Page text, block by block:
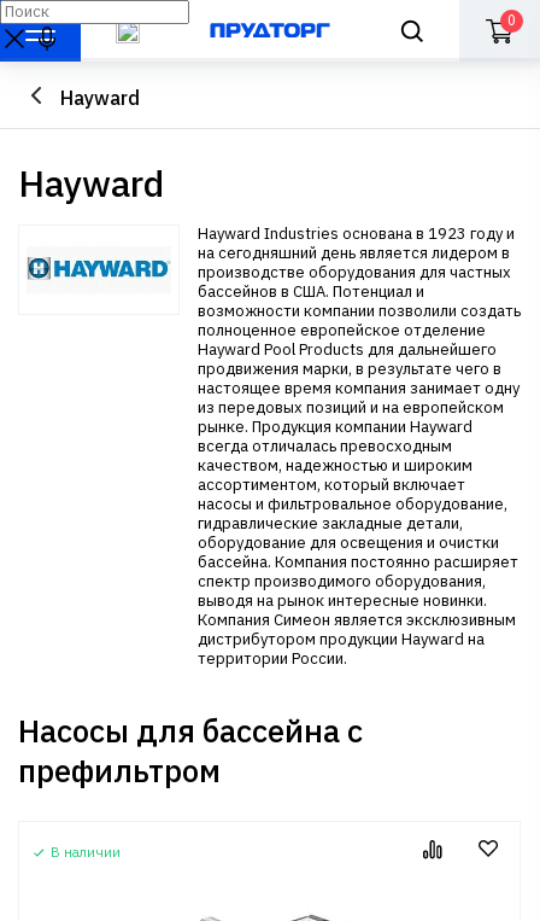
0
Hayward
Hayward
Hayward Industries основана в 1923 году и
на сегодняшний день является лидером в
производстве оборудования для частных
бассейнов в США. Потенциал и
возможности компании позволили создать
полноценное европейское отделение
Hayward Pool Products для дальнейшего
продвижения марки, в результате чего в
настоящее время компания занимает одну
из передовых позиций и на европейском
рынке. Продукция компании Hayward
всегда отличалась превосходным
качеством, надежностью и широким
ассортиментом, который включает
насосы и фильтровальное оборудование,
гидравлические закладные детали,
оборудование для освещения и очистки
бассейна. Компания постоянно расширяет
спектр производимого оборудования,
выводя на рынок интересные новинки.
Компания Симеон является эксклюзивным
дистрибутором продукции Hayward на
территории России.
Насосы для бассейна с
префильтром
В наличии